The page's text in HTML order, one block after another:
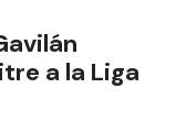
a la Liga